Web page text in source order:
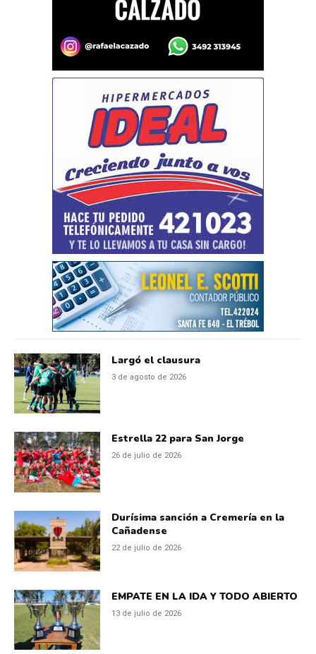
Largó el clausura
3 de agosto de 2026
Estrella 22 para San Jorge
26 de julio de 2026
Durísima sanción a Cremería en la
Cañadense
22 de julio de 2026
EMPATE EN LA IDA Y TODO ABIERTO
13 de julio de 2026